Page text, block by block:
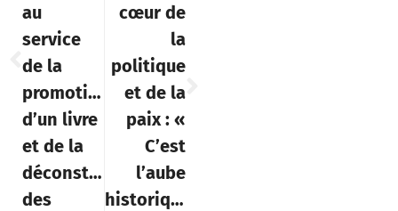
au
service
de la
promotion
d’un livre
et de la
déconstruction
des
cœur de
la
politique
et de la
paix : «
C’est
l’aube
historique